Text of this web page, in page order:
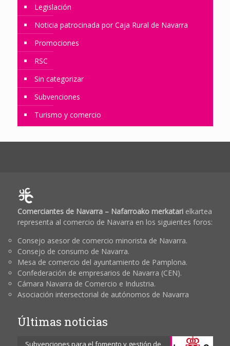
Legislación
Noticia patrocinada por Caja Rural de Navarra
Promociones
RSC
Sin categorizar
Subvenciones
Turismo y comercio
Comerciantes de Navarra – Nafarroako merkatarielkartea
representa al comercio de Navarra en los siguientes foros:
Consejo asesor de comercio minorista de Navarra.
Consejo de consumo de Navarra.
Mesa de comercio del ayuntamiento de Pamplona.
Confederación de empresarios de Navarra (CEN).
Cámara Navarra de Comercio e Industria.
Asociación intersectorial de autónomos de Navarra
Últimas noticias
Subvenciones para el fomento y gestión de